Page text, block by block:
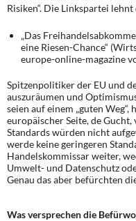
Risiken“. Die Linkspartei
„Das
eine Riesen-Chance“
europe-online-magazine
Spitzenpolitiker der EU und
auszuräumen und
seien auf einem „guten
europäischer Seite, de
Standards würden nicht
werde keine geringeren
Handelskommissar weiter,
Umwelt- und Datenschutz
Genau das aber befürchten
Was versprechen die